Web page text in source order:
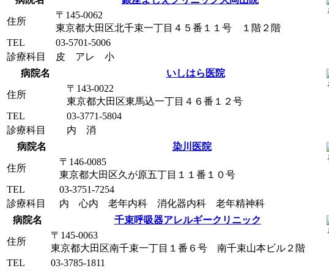
住所
〒145-0062
東京都大田区北千束一丁目４５番１１号 １階２階
TEL
03-5701-5006
診療科目
皮 アレ 小
病院名
いしはら医院
住所
〒143-0022
東京都大田区東馬込一丁目４６番１２号
TEL
03-3771-5804
診療科目
内 消
病院名
染川医院
住所
〒146-0085
東京都大田区久が原五丁目１１番１０号
TEL
03-3751-7254
診療科目
内 心内 老年内科 消化器内科 老年精神科
病院名
千束呼吸器アレルギークリニック
住所
〒145-0063
東京都大田区南千束一丁目１番６号 南千束山本ビル２階
TEL
03-3785-1811